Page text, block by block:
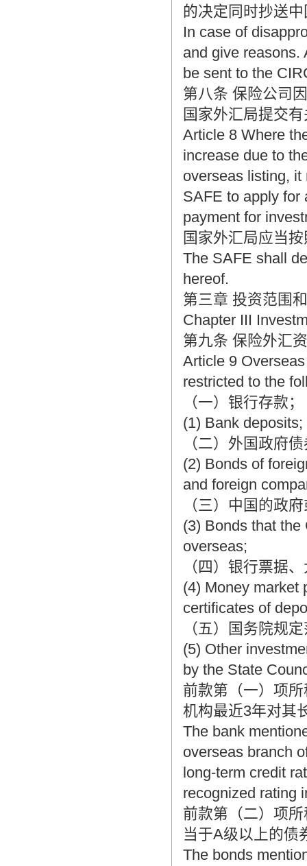
的决定同时抄送
In case of
and give reasons.
be sent to the
第八条 保险公司
国家外汇局提交
Article 8 Where
increase due to
overseas listing,
SAFE to apply for
payment for
国家外汇局应当
The SAFE shall
hereof.
第三章 投资范围
Chapter III
第九条 保险外汇
Article 9
restricted to the
（一）银行存款；
(1) Bank deposits;
（二）外国政府
(2) Bonds of
and foreign
（三）中国的政
(3) Bonds that
overseas;
（四）银行票据
(4) Money market
certificates of
（五）国务院规
(5) Other
by the State
前款第（一）项
机构最近3年对其
The bank
overseas branch
long-term credit
recognized rating
前款第（二）项
当于A级以上的债
The bonds